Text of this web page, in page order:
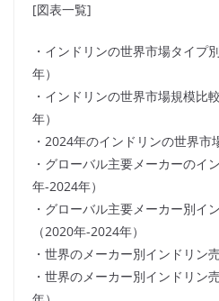
[図表一覧]
・インドリンの世界市場タイプ
年）
・インドリンの世界市場規模比
年）
・2024年のインドリンの世界
・グローバル主要メーカーのイ
年-2024年）
・グローバル主要メーカー別イ
（2020年-2024年）
・世界のメーカー別インドリン
・世界のメーカー別インドリン